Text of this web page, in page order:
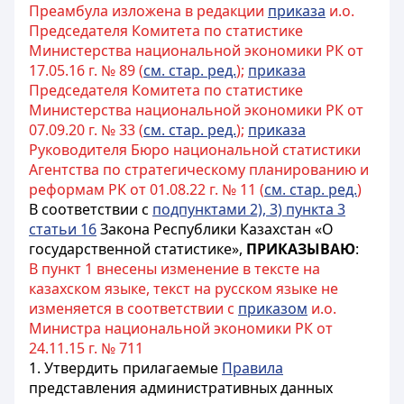
Преамбула изложена в редакции приказа и.о.
Председателя Комитета по статистике
Министерства национальной экономики РК от
17.05.16 г. № 89 (см. стар. ред.); приказа
Председателя Комитета по статистике
Министерства национальной экономики РК от
07.09.20 г. № 33 (см. стар. ред.); приказа
Руководителя Бюро национальной статистики
Агентства по стратегическому планированию и
реформам РК от 01.08.22 г. № 11 (см. стар. ред.)
В соответствии с подпунктами 2), 3) пункта 3
статьи 16Закона Республики Казахстан «О
государственной статистике», ПРИКАЗЫВАЮ:
В пункт 1 внесены изменение в тексте на
казахском языке, текст на русском языке не
изменяется в соответствии с приказом и.о.
Министра национальной экономики РК от
24.11.15 г. № 711
1. Утвердить прилагаемые Правила
представления административных данных